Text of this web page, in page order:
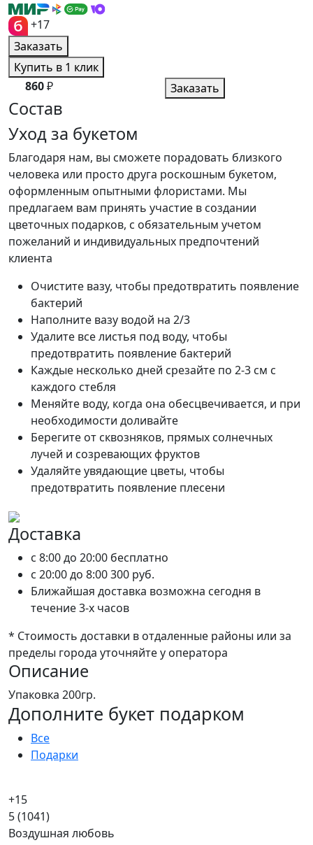
+17
Заказать
Купить в 1 клик
860₽ Заказать
Состав
Уход за букетом
Благодаря нам, вы сможете порадовать близкого
человека или просто друга роскошным букетом,
оформленным опытными флористами. Мы
предлагаем вам принять участие в создании
цветочных подарков, с обязательным учетом
пожеланий и индивидуальных предпочтений
клиента
Очистите вазу, чтобы предотвратить появление
бактерий
Наполните вазу водой на 2/3
Удалите все листья под воду, чтобы
предотвратить появление бактерий
Каждые несколько дней срезайте по 2-3 см с
каждого стебля
Меняйте воду, когда она обесцвечивается, и при
необходимости доливайте
Берегите от сквозняков, прямых солнечных
лучей и созревающих фруктов
Удаляйте увядающие цветы, чтобы
предотвратить появление плесени
Доставка
c 8:00 до 20:00 бесплатно
c 20:00 до 8:00300 руб.
Ближайшая доставка возможна сегодня в
течение 3-х часов
* Стоимость доставки в отдаленные районы или за
пределы города уточняйте у оператора
Описание
Упаковка 200гр.
Дополните букет подарком
Все
Подарки
+15
5(1041)
Воздушная любовь